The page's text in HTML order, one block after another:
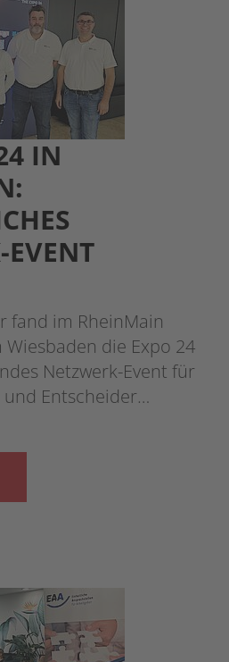
IN
EVENT
fand im RheinMain
die Expo 24
Netzwerk-Event für
Entscheider…